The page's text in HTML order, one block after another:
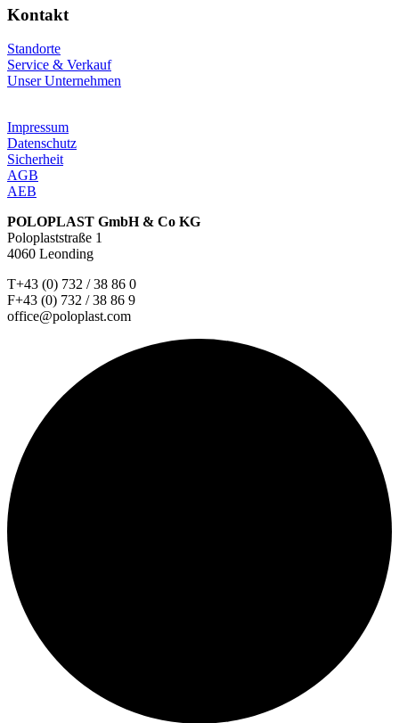
Kontakt
Standorte
Service & Verkauf
Unser Unternehmen
Impressum
Datenschutz
Sicherheit
AGB
AEB
POLOPLAST GmbH & Co KG
Poloplaststraße 1
4060 Leonding
T+43 (0) 732 / 38 86 0
F+43 (0) 732 / 38 86 9
office@poloplast.com